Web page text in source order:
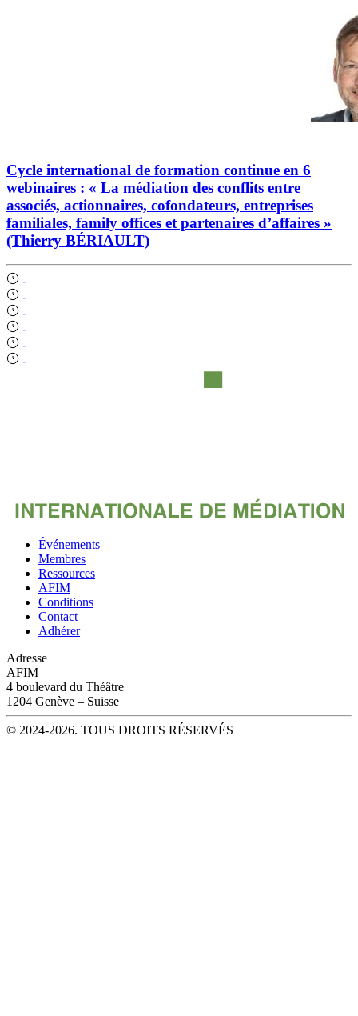
Cycle international de formation continue en 6
webinaires : « La médiation des conflits entre
associés, actionnaires, cofondateurs, entreprises
familiales, family offices et partenaires d’affaires »
(Thierry BÉRIAULT)
-
-
-
-
-
-
Événements
Membres
Ressources
AFIM
Conditions
Contact
Adhérer
Adresse
AFIM
4 boulevard du Théâtre
1204 Genève – Suisse
© 2024-2026. TOUS DROITS RÉSERVÉS